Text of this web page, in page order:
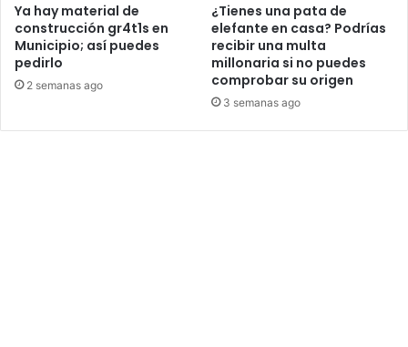
Ya hay material de
construcción gr4t1s en
Municipio; así puedes
pedirlo
2 semanas ago
¿Tienes una pata de
elefante en casa? Podrías
recibir una multa
millonaria si no puedes
comprobar su origen
3 semanas ago